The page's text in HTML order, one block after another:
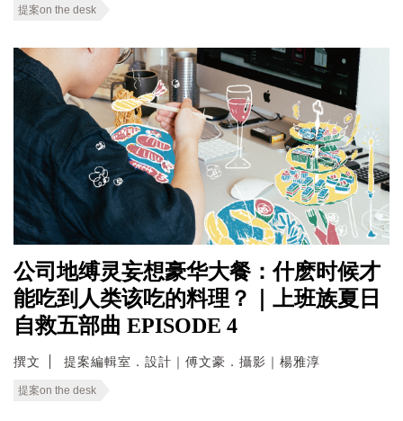
提案on the desk
公司地缚灵妄想豪华大餐：什麽时候才
能吃到人类该吃的料理？｜上班族夏日
自救五部曲 EPISODE 4
撰文 提案編輯室．設計｜傅文豪．攝影｜楊雅淳
提案on the desk